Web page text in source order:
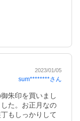
2023/01/05
sum********さん
朱印を買いまし
た。お正月なの
もしっかりして